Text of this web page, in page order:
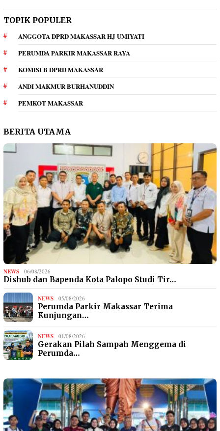
TOPIK POPULER
ANGGOTA DPRD MAKASSAR HJ UMIYATI
PERUMDA PARKIR MAKASSAR RAYA
KOMISI B DPRD MAKASSAR
ANDI MAKMUR BURHANUDDIN
PEMKOT MAKASSAR
BERITA UTAMA
NEWS 06/08/2026
Dishub dan Bapenda Kota Palopo Studi Tir…
NEWS 05/08/2026
Perumda Parkir Makassar Terima
Kunjungan…
NEWS 01/08/2026
Gerakan Pilah Sampah Menggema di
Perumda…